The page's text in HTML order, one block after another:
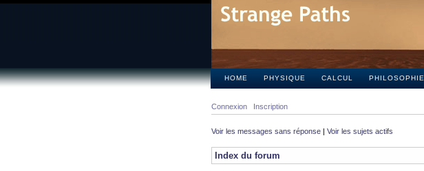
HOME PHYSIQUE CALCUL PHILOSOPHIE
Connexion Inscription
Voir les messages sans réponse | Voir les sujets actifs
Index du forum